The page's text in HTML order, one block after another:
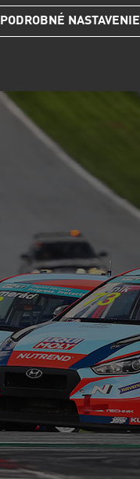
PODROBNÉ NASTAVENIE